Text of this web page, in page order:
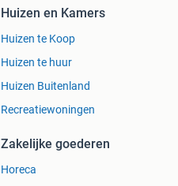
Huizen en Kamers
Huizen te Koop
Huizen te huur
Huizen Buitenland
Recreatiewoningen
Zakelijke goederen
Horeca